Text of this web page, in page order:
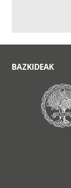
BAZKIDEAK